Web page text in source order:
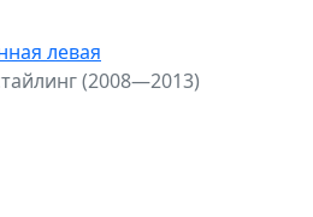
левая
(2008—2013)